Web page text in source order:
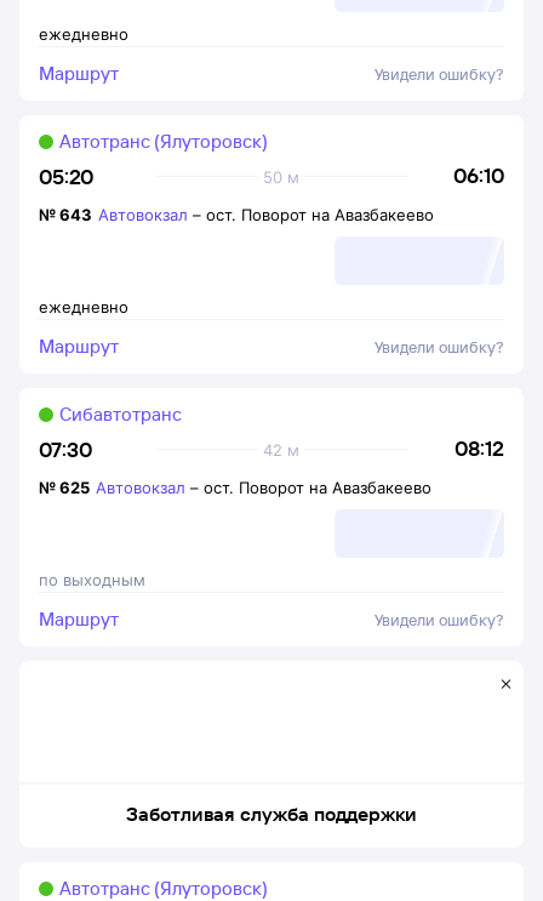
ежедневно
Маршрут Увидели ошибку?
05:20 06:10
50 м
Автотранс (Ялуторовск)
ежедневно
№643 Автовокзал – ост. Поворот на Авазбакеево
Маршрут Увидели ошибку?
07:30 08:12
42 м
Сибавтотранс
по выходным
№625 Автовокзал – ост. Поворот на Авазбакеево
Маршрут Увидели ошибку?
Заботливая служба поддержки
Автотранс (Ялуторовск)